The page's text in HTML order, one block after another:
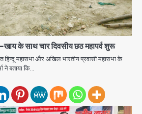
के साथ चार दिवसीय छठ महापर्व शुरू
महासभा और अखिल भारतीय प्रवासी महासभा के
ने बताया कि…